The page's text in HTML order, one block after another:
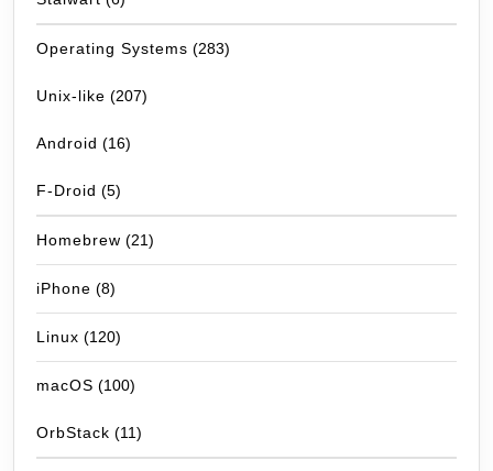
Operating Systems (283)
Unix-like (207)
Android (16)
F-Droid (5)
Homebrew (21)
iPhone (8)
Linux (120)
macOS (100)
OrbStack (11)